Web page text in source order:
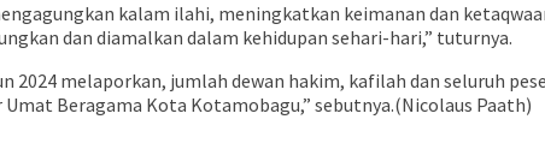
kalam ilahi, meningkatkan keimanan dan
dan diamalkan dalam kehidupan sehari-hari,” tuturnya.
2024 melaporkan, jumlah dewan hakim, kafilah dan seluruh
Beragama Kota Kotamobagu,” sebutnya.(Nicolaus Paath)